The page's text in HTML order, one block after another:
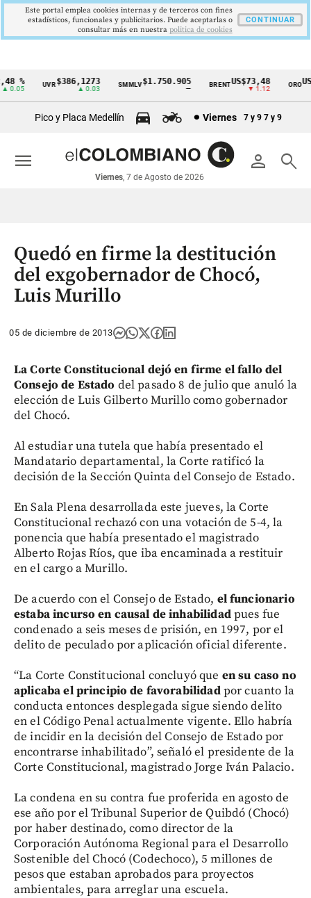
Cintillo
económicos
Colombia
% UVR$386,1273
▲ 0.03
SMMLV$1.750.905 BRENTUS$73,48
▼ 1.12
ORO
Pico y Placa Medellín Viernes 7 y 9 7 y 9
person search
Viernes, 7 de Agosto de 2026
menu
Quedó en firme la destitución
del exgobernador de Chocó,
Luis Murillo
05 de diciembre de 2013
La Corte Constitucional dejó en firme el fallo del
Consejo de Estado del pasado 8 de julio que anuló la
elección de Luis Gilberto Murillo como gobernador
del Chocó.
Al estudiar una tutela que había presentado el
Mandatario departamental, la Corte ratificó la
decisión de la Sección Quinta del Consejo de Estado.
En Sala Plena desarrollada este jueves, la Corte
Constitucional rechazó con una votación de 5-4, la
ponencia que había presentado el magistrado
Alberto Rojas Ríos, que iba encaminada a restituir
en el cargo a Murillo.
De acuerdo con el Consejo de Estado, el funcionario
estaba incurso en causal de inhabilidadpues fue
condenado a seis meses de prisión, en 1997, por el
delito de peculado por aplicación oficial diferente.
“La Corte Constitucional concluyó que en su caso no
aplicaba el principio de favorabilidadpor cuanto la
conducta entonces desplegada sigue siendo delito
en el Código Penal actualmente vigente. Ello habría
de incidir en la decisión del Consejo de Estado por
encontrarse inhabilitado”, señaló el presidente de la
Corte Constitucional, magistrado Jorge Iván Palacio.
La condena en su contra fue proferida en agosto de
ese año por el Tribunal Superior de Quibdó (Chocó)
por haber destinado, como director de la
Corporación Autónoma Regional para el Desarrollo
Sostenible del Chocó (Codechoco), 5 millones de
pesos que estaban aprobados para proyectos
ambientales, para arreglar una escuela.
Este portal emplea cookies internas y de terceros con fines
estadísticos, funcionales y publicitarios. Puede aceptarlas o
consultar más en nuestra politica de cookies
CONTINUAR